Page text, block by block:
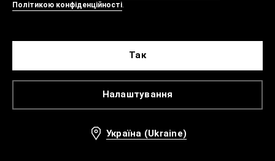
Політикою конфіденційності.
Налаштування
Так
Україна (Ukraine)